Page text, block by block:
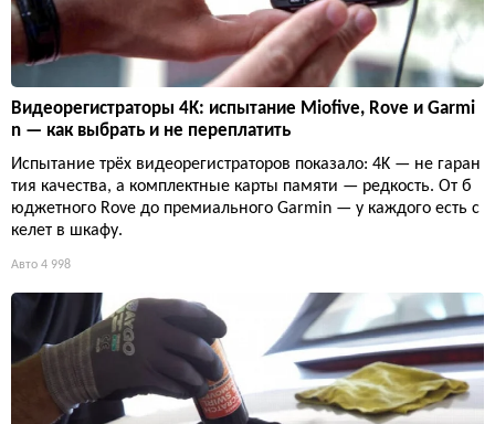
Видеорегистраторы 4K: испытание Miofive, Rove и Garmi
n — как выбрать и не переплатить
Испытание трёх видеорегистраторов показало: 4K — не гаран
тия качества, а комплектные карты памяти — редкость. От б
юджетного Rove до премиального Garmin — у каждого есть с
келет в шкафу.
Авто 4 998